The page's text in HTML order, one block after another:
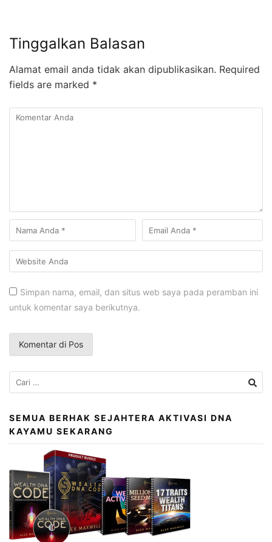
Tinggalkan Balasan
Alamat email anda tidak akan dipublikasikan. Required
fields are marked *
Simpan nama, email, dan situs web saya pada peramban ini
untuk komentar saya berikutnya.
Cari
untuk:
SEMUA BERHAK SEJAHTERA AKTIVASI DNA
KAYAMU SEKARANG